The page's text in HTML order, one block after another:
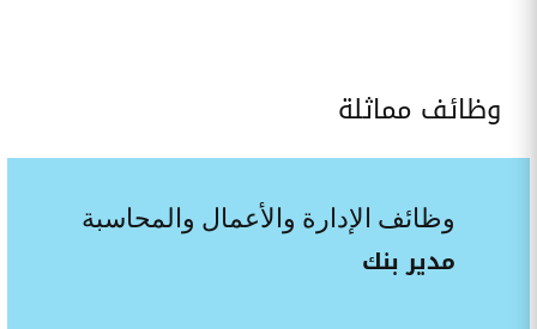
وظائف مماثلة
وظائف الإدارة والأعمال والمحاسبة
مدير بنك